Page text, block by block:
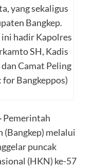
yang sekaligus
Bangkep.
hadir Kapolres
SH, Kadis
Camat Peling
for Bangkeppos)
Pemerintah
(Bangkep) melalui
puncak
(HKN) ke-57